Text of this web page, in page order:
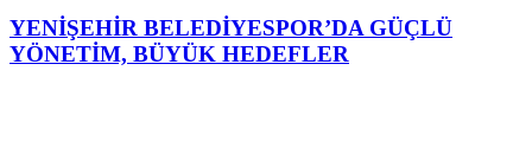
YENİŞEHİR BELEDİYESPOR’DA GÜÇLÜ
YÖNETİM, BÜYÜK HEDEFLER